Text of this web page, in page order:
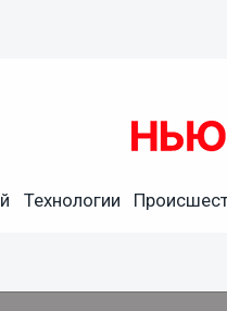
Технологии